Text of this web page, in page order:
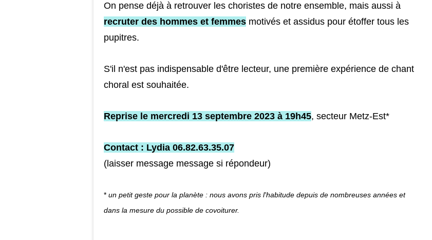
On pense déjà à retrouver les choristes de notre ensemble, mais aussi à
recruter des hommes et femmes motivés et assidus pour étoffer tous les
pupitres.
S'il n'est pas indispensable d'être lecteur, une première expérience de chant
choral est souhaitée.
Reprise le mercredi 13 septembre 2023 à 19h45, secteur Metz-Est*
Contact : Lydia 06.82.63.35.07
(laisser message message si répondeur)
* un petit geste pour la planète : nous avons pris l'habitude depuis de nombreuses années et
dans la mesure du possible de covoiturer.